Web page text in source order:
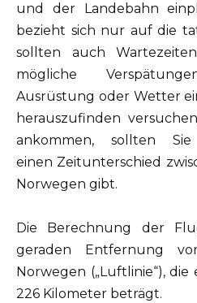
und der Landebahn
bezieht sich nur auf die
sollten auch
mögliche
Ausrüstung oder Wetter
herauszufinden
ankommen, sollten
einen Zeitunterschied
Norwegen gibt.
Die Berechnung der
geraden Entfernung
Norwegen („Luftlinie“), die
226 Kilometer beträgt.